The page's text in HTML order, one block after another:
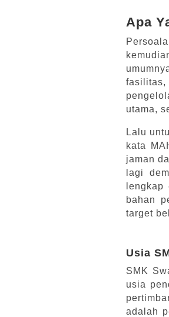
Apa
utama,
Lalu
kata
jaman
lagi
bahan
target
Usia
SMK
usia
adalah